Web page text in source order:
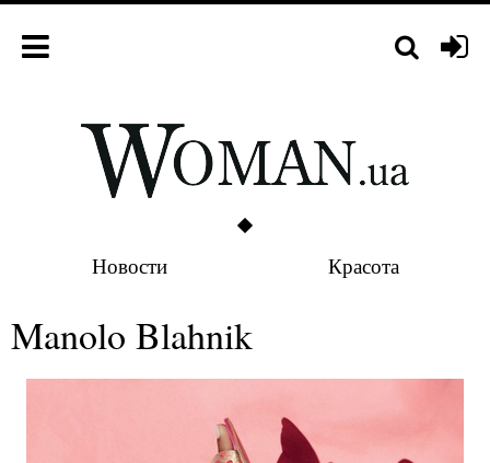
Новости Красота
Manolo Blahnik